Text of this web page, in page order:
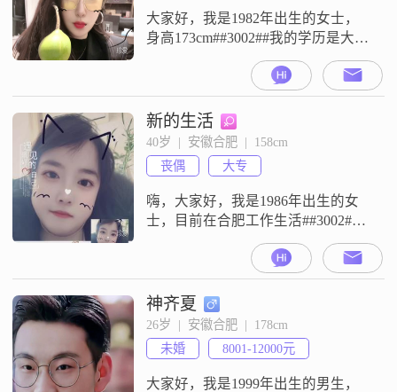
好##
大家好，我是1982年出生的女士，
身高173cm##3002##我的学历是大
专，现在在合肥工作，月收入在
12001到20000元之间##3002##我的
性格是善解人意##3001##乐观积极
##3001##随和易相处##3001##真诚
可靠，属于外冷内热的类型
##3002##在生活中，我是一个极简
主义者，重视家庭责任，
新的生活
40岁  |  安徽合肥  |  158cm
丧偶
大专
嗨，大家好，我是1986年出生的女
士，目前在合肥工作生活##3002##
我的身高是158cm，学历是大专，目
前的月收入在5001到8000元之间
##3002##关于我的性格和生活态
度，我是一个真诚可靠的人，平时
性格开朗爱笑，也很善解人意
##3002##我热爱生活，懂得享受当
下，也喜欢钻研美食烹饪##3002##
在人生规
神齐夏
26岁  |  安徽合肥  |  178cm
未婚
8001-12000元
大家好，我是1999年出生的男生，